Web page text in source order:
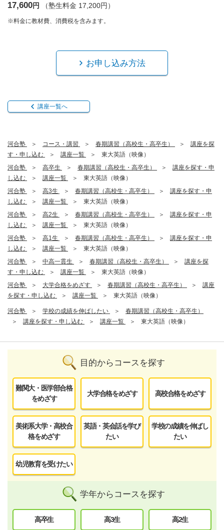
17,600円 （塾生料金 17,200円）
※料金に教材費、消費税を含みます。
お申し込み方法
講座一覧へ
河合塾 コース・講習 春期講習（高校生・高卒生）
講座を探
す・申し込む
講座一覧
東大英語（映像）
河合塾
高卒生 春期講習（高校生・高卒生）
講座を探す・申
し込む
講座一覧
東大英語（映像）
河合塾
高3生 春期講習（高校生・高卒生）
講座を探す・申
し込む
講座一覧
東大英語（映像）
河合塾
高2生 春期講習（高校生・高卒生）
講座を探す・申
し込む
講座一覧
東大英語（映像）
河合塾
高1生 春期講習（高校生・高卒生）
講座を探す・申
し込む
講座一覧
東大英語（映像）
河合塾
中高一貫生 春期講習（高校生・高卒生）
講座を探
す・申し込む
講座一覧
東大英語（映像）
河合塾
大学合格をめざす 春期講習（高校生・高卒生）
講座
を探す・申し込む
講座一覧 東大英語（映像）
河合塾 学校の成績を伸ばしたい
春期講習（高校生・高卒生）
講座を探す・申し込む
講座一覧 東大英語（映像）
目的からコースを探す
難関大・医学部合格
をめざす
大学合格をめざす 高校合格をめざす
美術系大学・高校合
格をめざす
英語・英会話を学び
たい
学校の成績を伸ばし
たい
幼児教育を受けたい
学年からコースを探す
高卒生 高3生 高2生